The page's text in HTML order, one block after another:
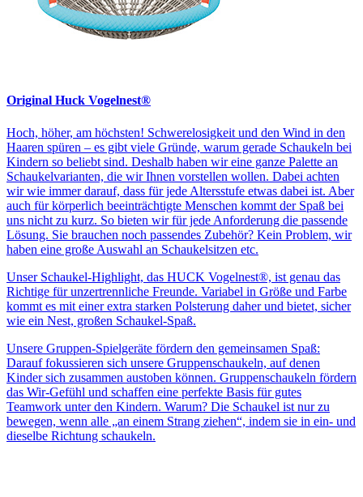
Original Huck Vogelnest®
Hoch, höher, am höchsten! Schwerelosigkeit und den Wind in den
Haaren spüren – es gibt viele Gründe, warum gerade Schaukeln bei
Kindern so beliebt sind. Deshalb haben wir eine ganze Palette an
Schaukelvarianten, die wir Ihnen vorstellen wollen. Dabei achten
wir wie immer darauf, dass für jede Altersstufe etwas dabei ist. Aber
auch für körperlich beeinträchtigte Menschen kommt der Spaß bei
uns nicht zu kurz. So bieten wir für jede Anforderung die passende
Lösung. Sie brauchen noch passendes Zubehör? Kein Problem, wir
haben eine große Auswahl an Schaukelsitzen etc.
Unser Schaukel-Highlight, das HUCK Vogelnest®, ist genau das
Richtige für unzertrennliche Freunde. Variabel in Größe und Farbe
kommt es mit einer extra starken Polsterung daher und bietet, sicher
wie ein Nest, großen Schaukel-Spaß.
Unsere Gruppen-Spielgeräte fördern den gemeinsamen Spaß:
Darauf fokussieren sich unsere Gruppenschaukeln, auf denen
Kinder sich zusammen austoben können. Gruppenschaukeln fördern
das Wir-Gefühl und schaffen eine perfekte Basis für gutes
Teamwork unter den Kindern. Warum? Die Schaukel ist nur zu
bewegen, wenn alle „an einem Strang ziehen“, indem sie in ein- und
dieselbe Richtung schaukeln.